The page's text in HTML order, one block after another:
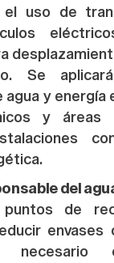
el uso de
Se
y energía
y áreas
del
puntos de
envases
necesario